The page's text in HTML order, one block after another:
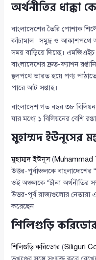
অর্থনীতির ধাক্কা
বাংলাদেশের তৈরি পোশাক
কাঁচামাল। সমুদ্র ও
সময় বাড়িয়ে দিচ্ছে।
বাংলাদেশের দ্রুত-ফ্যাশন
স্থলপথে ভারত হয়ে পণ্য
পারে আট সপ্তাহ।
বাংলাদেশ গত বছর ৩৮
যার মধ্যে ১ বিলিয়নের বেশি
মুহাম্মদ ইউনূসের
মুহাম্মদ ইউনূস(Muhammad
উত্তর-পূর্বাঞ্চলকে
ওই অঞ্চলকে “চীনা অর্থনীতির
উত্তর-পূর্ব রাজ্যগুলোর নেতারা
করেছেন।
শিলিগুড়ি করিডোর
শিলিগুড়ি করিডোর (Siliguri